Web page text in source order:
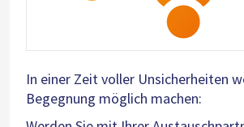
In einer Zeit voller Unsicherheiten
Begegnung möglich machen: